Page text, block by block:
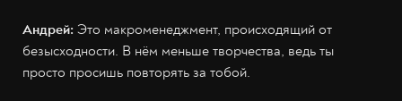
Андрей: Это макроменеджмент, происходящий от
безысходности. В нём меньше творчества, ведь ты
просто просишь повторять за тобой.